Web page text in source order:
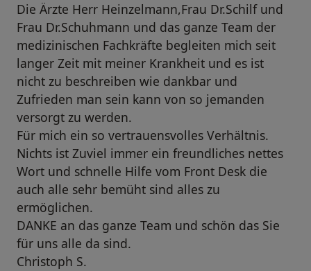
Die Ärzte Herr Heinzelmann,Frau Dr.Schilf und
Frau Dr.Schuhmann und das ganze Team der
medizinischen Fachkräfte begleiten mich seit
langer Zeit mit meiner Krankheit und es ist
nicht zu beschreiben wie dankbar und
Zufrieden man sein kann von so jemanden
versorgt zu werden.
Für mich ein so vertrauensvolles Verhältnis.
Nichts ist Zuviel immer ein freundliches nettes
Wort und schnelle Hilfe vom Front Desk die
auch alle sehr bemüht sind alles zu
ermöglichen.
DANKE an das ganze Team und schön das Sie
für uns alle da sind.
Christoph S.